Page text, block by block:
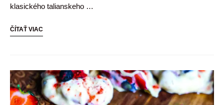
klasického talianskeho …
ČÍTAŤ VIAC